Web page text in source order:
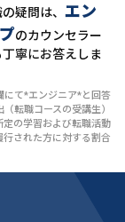
疑問は、 エン
のカウンセラー
寧にお答えしま
て*エンジニア*と回答
転職コースの受講生）
の学習および転職活動
行された方に対する割合